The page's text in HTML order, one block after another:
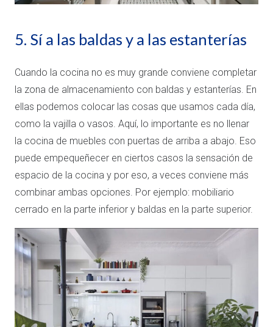
5. Sí a las baldas y a las estanterías
Cuando la cocina no es muy grande conviene completar
la zona de almacenamiento con baldas y estanterías. En
ellas podemos colocar las cosas que usamos cada día,
como la vajilla o vasos. Aquí, lo importante es no llenar
la cocina de muebles con puertas de arriba a abajo. Eso
puede empequeñecer en ciertos casos la sensación de
espacio de la cocina y por eso, a veces conviene más
combinar ambas opciones. Por ejemplo: mobiliario
cerrado en la parte inferior y baldas en la parte superior.